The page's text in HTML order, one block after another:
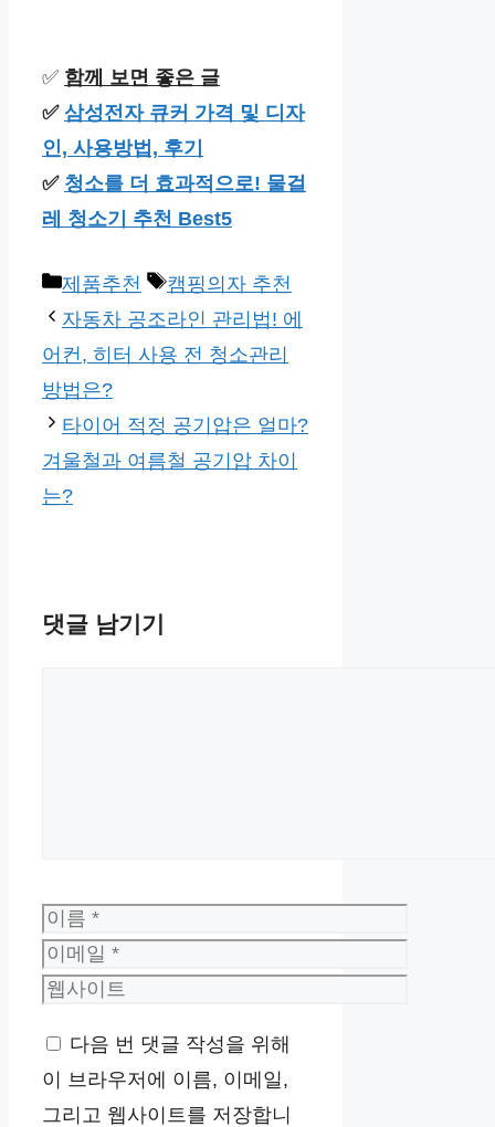
✅ 함께 보면 좋은 글
✅ 삼성전자 큐커 가격 및 디자
인, 사용방법, 후기
✅ 청소를 더 효과적으로! 물걸
레 청소기 추천 Best5
카
테
고
리
제품추천
태
그
캠핑의자 추천
자동차 공조라인 관리법! 에
어컨, 히터 사용 전 청소관리
방법은?
타이어 적정 공기압은 얼마?
겨울철과 여름철 공기압 차이
는?
댓글 남기기
이
름
이
메
웹
이
트
다음 번 댓글 작성을 위해
이 브라우저에 이름, 이메일,
그리고 웹사이트를 저장합니